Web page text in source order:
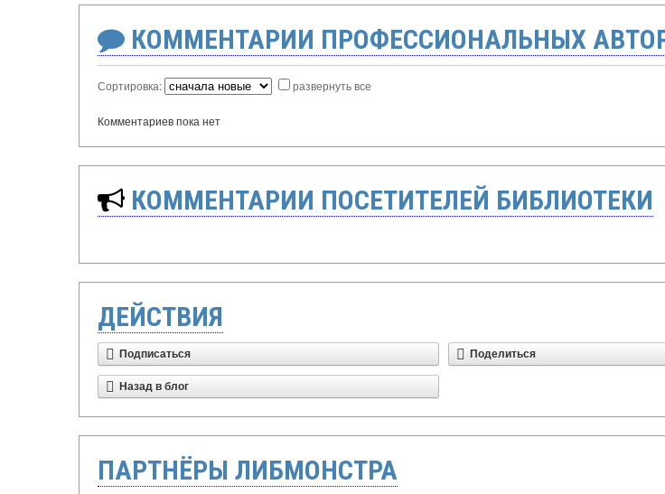
КОММЕНТАРИИ ПРОФЕССИОНАЛЬНЫХ
Сортировка: развернуть все
Комментариев пока нет
КОММЕНТАРИИ ПОСЕТИТЕЛЕЙ БИБЛИОТЕКИ
ДЕЙСТВИЯ
Подписаться Поделиться
Назад в блог
ПАРТНЁРЫ ЛИБМОНСТРА